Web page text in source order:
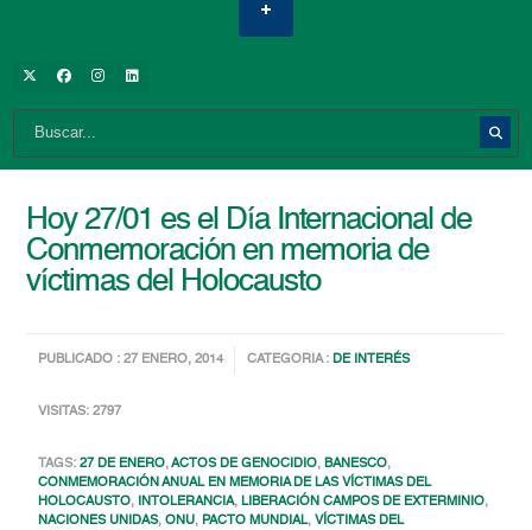
Hoy 27/01 es el Día Internacional de
Conmemoración en memoria de
víctimas del Holocausto
PUBLICADO : 27 ENERO, 2014 CATEGORIA :DE INTERÉS
VISITAS: 2797
TAGS:27 DE ENERO,ACTOS DE GENOCIDIO,BANESCO,
CONMEMORACIÓN ANUAL EN MEMORIA DE LAS VÍCTIMAS DEL
HOLOCAUSTO, INTOLERANCIA,LIBERACIÓN CAMPOS DE EXTERMINIO,
NACIONES UNIDAS,ONU, PACTO MUNDIAL,VÍCTIMAS DEL